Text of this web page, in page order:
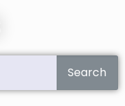
Search